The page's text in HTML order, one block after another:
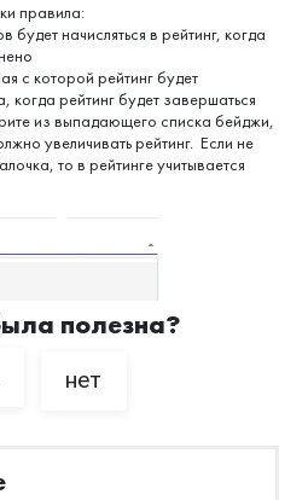
правила:
будет начисляться в рейтинг, когда
с которой рейтинг будет
когда рейтинг будет завершаться
из выпадающего списка бейджи,
увеличивать рейтинг. Если не
то в рейтинге учитывается
полезна?
нет